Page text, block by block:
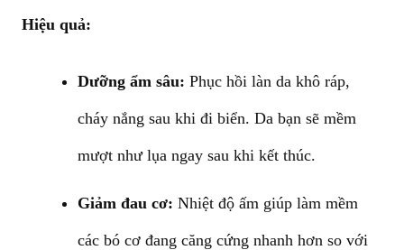
Hiệu quả:
Dưỡng ẩm sâu: Phục hồi làn da khô ráp,
cháy nắng sau khi đi biển. Da bạn sẽ mềm
mượt như lụa ngay sau khi kết thúc.
Giảm đau cơ: Nhiệt độ ấm giúp làm mềm
các bó cơ đang căng cứng nhanh hơn so với